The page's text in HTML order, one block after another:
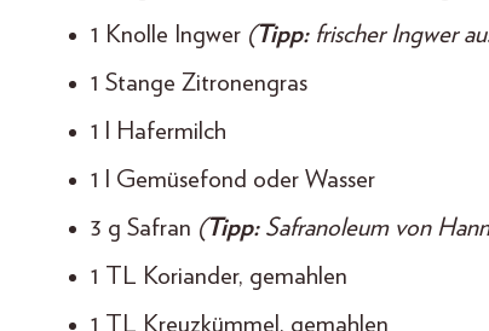
1 Knolle Ingwer (Tipp:frischer Ingwer
1 Stange Zitronengras
1 l Hafermilch
1 l Gemüsefond oder Wasser
3 g Safran (Tipp: Safranoleum von
1 TL Koriander, gemahlen
1 TL Kreuzkümmel, gemahlen